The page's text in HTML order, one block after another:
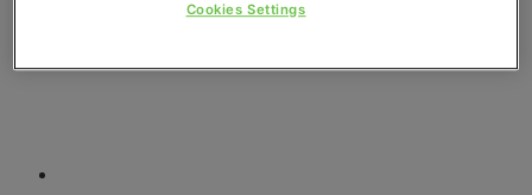
Cookies Settings